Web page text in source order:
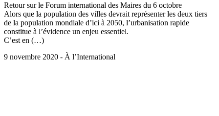
Retour sur le Forum international des Maires du 6 octobre
Alors que la population des villes devrait représenter les deux tiers
de la population mondiale d’ici à 2050, l’urbanisation rapide
constitue à l’évidence un enjeu essentiel.
C’est en (…)
9 novembre 2020 - À l’International